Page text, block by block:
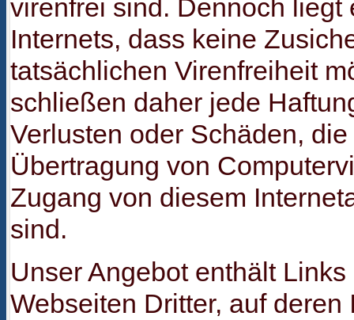
virenfrei sind. Dennoch liegt
Internets, dass keine
tatsächlichen Virenfreiheit
schließen daher jede
Verlusten oder Schäden,
Übertragung von
Zugang von diesem
sind.
Unser Angebot enthält
Webseiten Dritter, auf